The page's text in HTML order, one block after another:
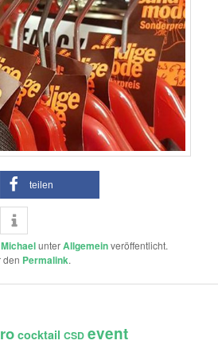
teilen
MichaelunterAllgemeinveröffentlicht.
den Permalink.
cocktail CSD event